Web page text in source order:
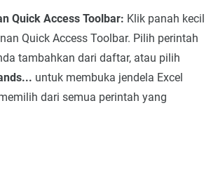
Quick Access Toolbar: Klik panah kecil
Quick Access Toolbar. Pilih perintah
tambahkan dari daftar, atau pilih
untuk membuka jendela Excel
dari semua perintah yang